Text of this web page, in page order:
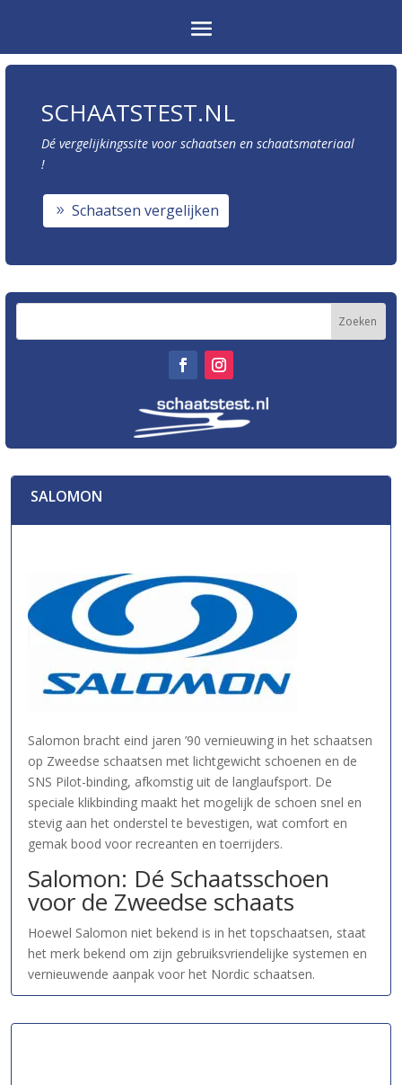
SCHAATSTEST.NL
Dé vergelijkingssite voor schaatsen en schaatsmateriaal
!
Schaatsen vergelijken
SALOMON
Salomon bracht eind jaren ’90 vernieuwing in het schaatsen
op Zweedse schaatsen met lichtgewicht schoenen en de
SNS Pilot-binding, afkomstig uit de langlaufsport. De
speciale klikbinding maakt het mogelijk de schoen snel en
stevig aan het onderstel te bevestigen, wat comfort en
gemak bood voor recreanten en toerrijders.
Salomon: Dé Schaatsschoen
voor de Zweedse schaats
Hoewel Salomon niet bekend is in het topschaatsen, staat
het merk bekend om zijn gebruiksvriendelijke systemen en
vernieuwende aanpak voor het Nordic schaatsen.